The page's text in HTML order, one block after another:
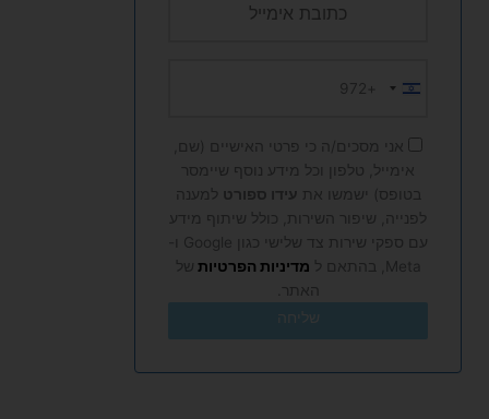
Israel
+972
אני מסכים/ה כי פרטי האישיים (שם,
אימייל, טלפון וכל מידע נוסף שיימסר
בטופס) ישמשו את עידו ספורט למענה
לפנייה, שיפור השירות, כולל שיתוף מידע
Meta, בהתאם ל
מדיניות הפרטיות של
האתר.
שליחה